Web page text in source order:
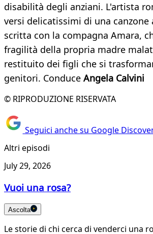
disabilità degli anziani. L'artista
versi delicatissimi di una
scritta con la compagna Amara,
fragilità della propria madre
restituito dei figli che si
genitori. Conduce Angela Calvini
© RIPRODUZIONE RISERVATA
Seguici anche su Google
Altri episodi
July 29, 2026
Vuoi una rosa?
Ascolta
Le storie di chi cerca di venderci una